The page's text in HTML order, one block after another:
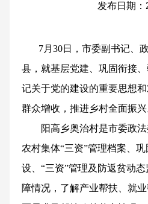
发布日期
7月30日，市委副书记、政
县，就基层党建、巩固衔接
记关于党的建设的重要思想
群众增收，推进乡村全面振兴
阳高乡奥治村是市委政
农村集体“三资”管理档案、
设、“三资”管理及防返贫动
障情况，了解产业帮扶、就